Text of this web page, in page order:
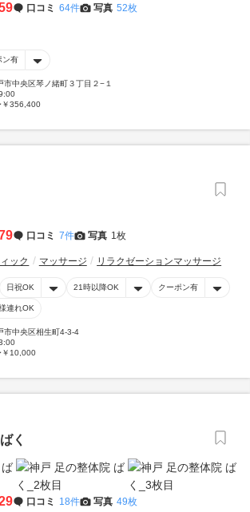
口コミ 64件 写真 52枚
ン有
市中央区琴ノ緒町３丁目２−１
￥356,400
口コミ 7件 写真 1枚
ック マッサージ リラクゼーションマッサージ
日祝OK 21時以降OK クーポン有
連れOK
市中央区相生町4-3-4
￥10,000
く
口コミ 18件 写真 49枚